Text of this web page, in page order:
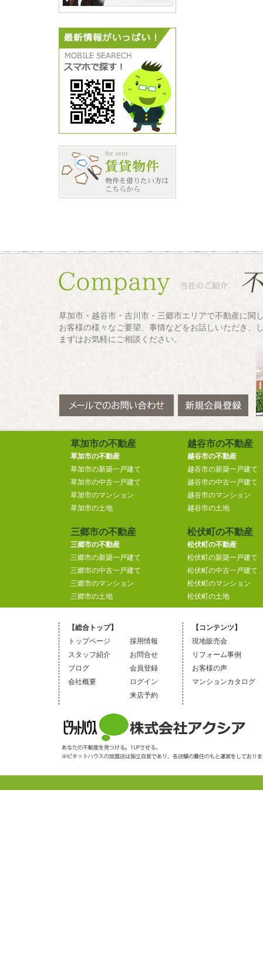
草加市・越谷市・吉川市・三郷市エリアで不動産に関
お客様の様々なご要望、事情などをお話しいただき、
まずはお気軽にご相談ください。
草加市の不動産
草加市の不動産
草加市の新築一戸建て
草加市の中古一戸建て
草加市のマンション
草加市の土地
越谷市の不動産
越谷市の不動産
越谷市の新築一戸建て
越谷市の中古一戸建て
越谷市のマンション
越谷市の土地
三郷市の不動産
三郷市の不動産
三郷市の新築一戸建て
三郷市の中古一戸建て
三郷市のマンション
三郷市の土地
松伏町の不動産
松伏町の不動産
松伏町の新築一戸建て
松伏町の中古一戸建て
松伏町のマンション
松伏町の土地
【総合トップ】
トップページ
スタッフ紹介
ブログ
会社概要
採用情報
お問合せ
会員登録
ログイン
来店予約
【コンテンツ】
現地販売会
リフォーム事例
お客様の声
マンションカタログ